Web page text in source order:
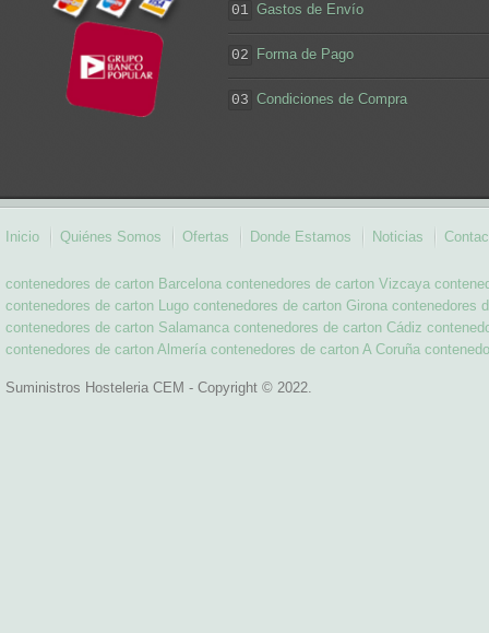
01 Gastos de Envío
02 Forma de Pago
03 Condiciones de Compra
Inicio Quiénes Somos Ofertas Donde Estamos Noticias
contenedores de carton Barcelona contenedores de carton Vizcaya
contenedores de carton Lugo contenedores de carton Girona contenedores
contenedores de carton Salamanca contenedores de carton Cádiz
contenedores de carton Almería contenedores de carton A Coruña
Suministros Hosteleria CEM - Copyright © 2022.